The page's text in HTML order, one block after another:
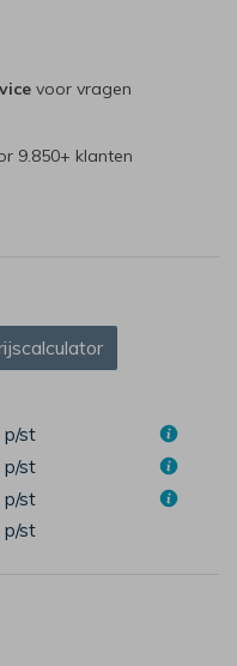
voor vragen
9.850+ klanten
p/st
p/st
p/st
p/st